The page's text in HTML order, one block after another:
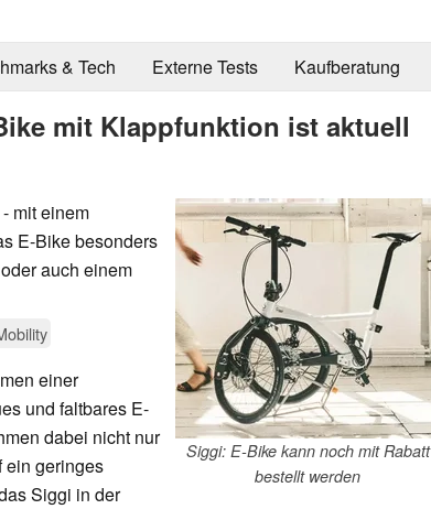
& Tech Externe Tests Kaufberatung
mit Klappfunktion ist aktuell
Siggi: E-Bike kann noch mit Rabatt
bestellt werden
mit einem
E-Bike besonders
auch einem
einer
und faltbares E-
dabei nicht nur
ein geringes
Siggi in der